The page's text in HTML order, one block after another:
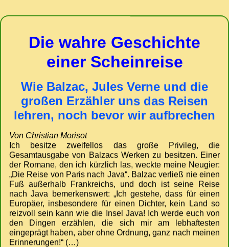
Die wahre Geschichte
einer Scheinreise
Wie Balzac, Jules Verne und die
großen Erzähler uns das Reisen
lehren, noch bevor wir aufbrechen
Von Christian Morisot
Ich besitze zweifellos das große Privileg, die
Gesamtausgabe von Balzacs Werken zu besitzen. Einer
der Romane, den ich kürzlich las, weckte meine Neugier:
„Die Reise von Paris nach Java“. Balzac verließ nie einen
Fuß außerhalb Frankreichs, und doch ist seine Reise
nach Java bemerkenswert: „Ich gestehe, dass für einen
Europäer, insbesondere für einen Dichter, kein Land so
reizvoll sein kann wie die Insel Java! Ich werde euch von
den Dingen erzählen, die sich mir am lebhaftesten
eingeprägt haben, aber ohne Ordnung, ganz nach meinen
Erinnerungen!“ (…)